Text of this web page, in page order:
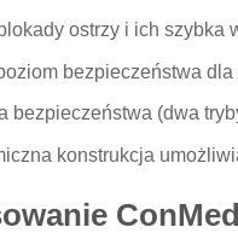
ostrzy i ich szybka
bezpieczeństwa
bezpieczeństwa (dwa
konstrukcja